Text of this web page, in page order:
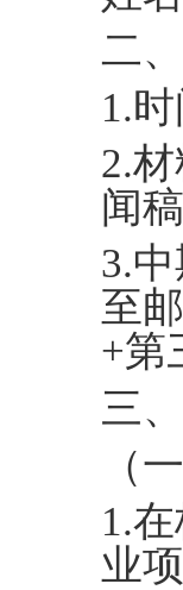
二
1.
2.
闻
3.
至
+第
三
（
1.
业